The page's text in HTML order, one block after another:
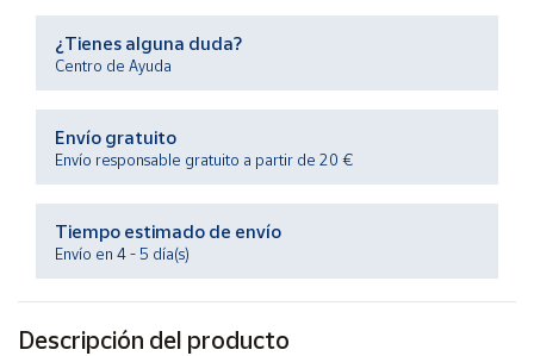
Productos
Solidarios
Ayuda
Centro
Contacto
Vendedores
¿Tienes alguna duda?
Centro de Ayuda
Envío gratuito
Envío responsable gratuito a partir de 20 €
Tiempo estimado de envío
Envío en 4 - 5 día(s)
Descripción del producto